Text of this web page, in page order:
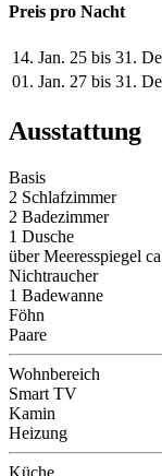
Preis pro Nacht
14. Jan. 25 bis 31.
01. Jan. 27 bis 31.
Ausstattung
Basis
2 Schlafzimmer
2 Badezimmer
1 Dusche
über Meeresspiegel
Nichtraucher
1 Badewanne
Föhn
Paare
Wohnbereich
Smart TV
Kamin
Heizung
Küche